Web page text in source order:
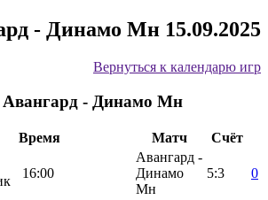
- Динамо Мн 15.09.2025
Вернуться к календарю игр
Авангард - Динамо Мн
Время Матч Счёт
16:00
Авангард -
Динамо
Мн
5:3 0